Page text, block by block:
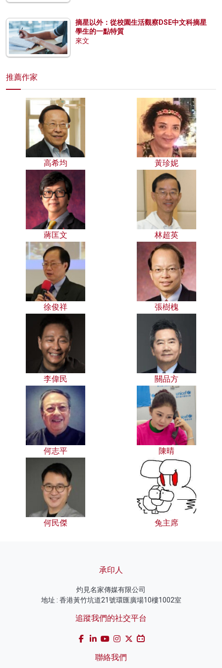
摘星以外：從校園生活觀察DSE中文科摘星
學生的一點特質
來文
推薦作家
高希均 黃珍妮
蔣匡文 林超英
徐俊祥 張樹槐
李偉民 關品方
何志平 陳晴
何民傑 兔主席
承印人
灼見名家傳媒有限公司
地址 : 香港黃竹坑道21號環匯廣場10樓1002室
追蹤我們的社交平台
聯絡我們